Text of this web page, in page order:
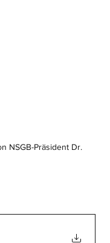
NSGB-Präsident Dr.